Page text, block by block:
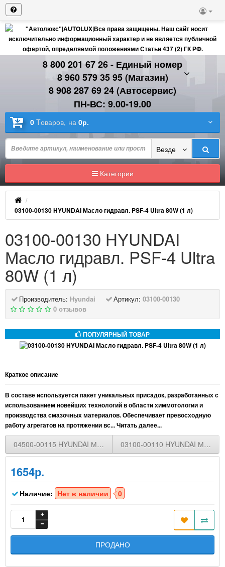
8 800 201 67 26 - Единый номер
8 960 579 35 95 (Магазин)
8 908 287 69 24 (Автосервис)
ПН-ВС: 9.00-19.00
0 Tоваров, на 0р.
Везде
Категории
03100-00130 HYUNDAI Масло гидравл. PSF-4 Ultra 80W (1 л)
03100-00130 HYUNDAI
Масло гидравл. PSF-4 Ultra
80W (1 л)
Производитель: Hyundai Артикул: 03100-00130
0 отзывов
ПОПУЛЯРНЫЙ ТОВАР
Краткое описание
В составе используется пакет уникальных присадок, разработанных с
использованием новейших технологий в области химмотологии и
производства смазочных материалов. Обеспечивает превосходную
работу агрегатов на протяжении вс...Читать далее...
04500-00115 HYUNDAI Масло гидравл. ATF SP-IV (для АКПП)
03100-00110 HYUNDAI Масло
1654р.
Наличие: Нет в наличии 0
ПРОДАНО